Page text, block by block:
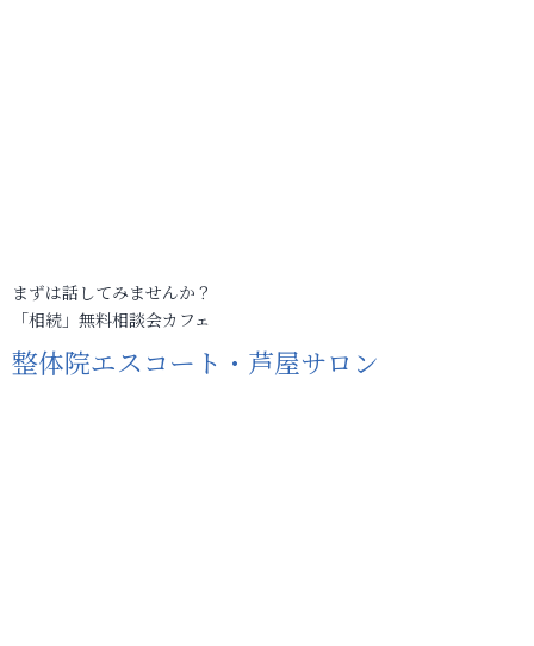
まずは話してみませんか？
「相続」無料相談会カフェ
整体院エスコート・芦屋サロン